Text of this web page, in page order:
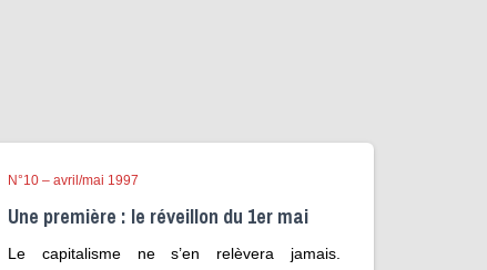
N°10 – avril/mai 1997
Une première : le réveillon du 1er mai
Le capitalisme ne s’en relèvera jamais.